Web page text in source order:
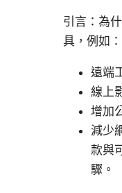
引言：為
具，例如：
遠端
線上
增加
減少
款與
驟。